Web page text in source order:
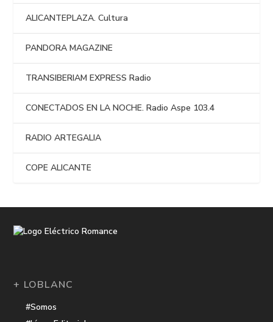
ALICANTEPLAZA. Cultura
PANDORA MAGAZINE
TRANSIBERIAM EXPRESS Radio
CONECTADOS EN LA NOCHE. Radio Aspe 103.4
RADIO ARTEGALIA
COPE ALICANTE
+ LOBLANC
#Somos